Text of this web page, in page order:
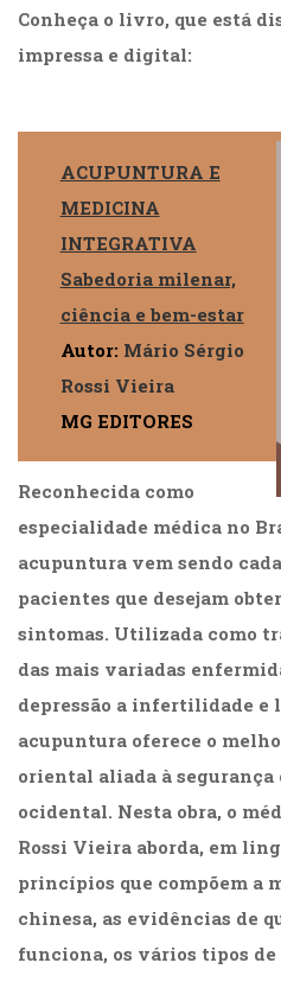
Conheça o livro, que está
impressa e digital:
ACUPUNTURA E
MEDICINA
INTEGRATIVA
Sabedoria milenar,
ciência e bem-estar
Autor: Mário Sérgio
Rossi Vieira
MG EDITORES
Reconhecida como
especialidade médica no
acupuntura vem sendo
pacientes que desejam
sintomas. Utilizada como
das mais variadas
depressão a infertilidade e
acupuntura oferece o
oriental aliada à
ocidental. Nesta obra, o
Rossi Vieira aborda, em
princípios que compõem a
chinesa, as evidências de
funciona, os vários tipos